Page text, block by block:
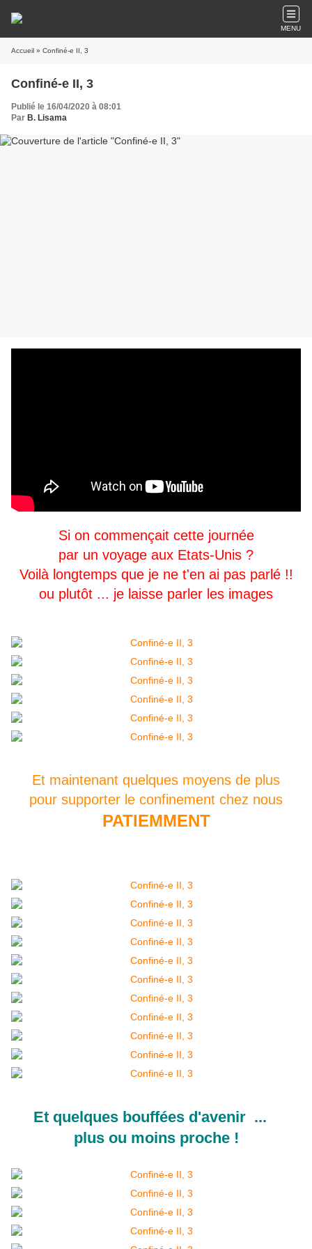
MENU
Accueil » Confiné-e II, 3
Confiné-e II, 3
Publié le 16/04/2020 à 08:01
Par B. Lisama
Si on commençait cette journée
par un voyage aux Etats-Unis ?
Voilà longtemps que je ne t'en ai pas parlé !!
ou plutôt ... je laisse parler les images
Et maintenant quelques moyens de plus
pour supporter le confinement chez nous
PATIEMMENT
Et quelques bouffées d'avenir ...
plus ou moins proche !